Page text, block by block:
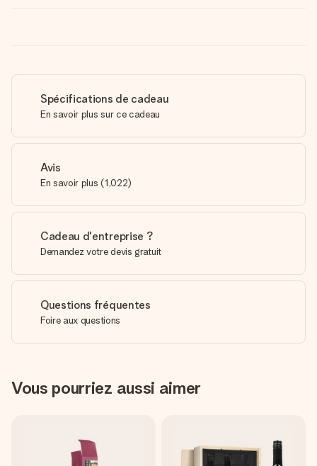
Spécifications de cadeau
En savoir plus sur ce cadeau
Avis
En savoir plus (1,022)
Cadeau d'entreprise ?
Demandez votre devis gratuit
Questions fréquentes
Foire aux questions
Vous pourriez aussi aimer